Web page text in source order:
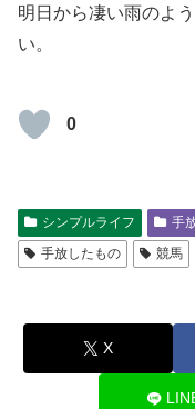
明日から凄い雨のよ
い。
0
シンプルライフ 手
手放したもの
競馬
X